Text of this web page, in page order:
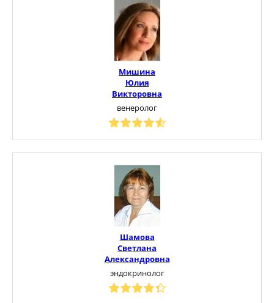
Мишина
Юлия
Викторовна
венеролог
Шамова
Светлана
Александровна
эндокринолог